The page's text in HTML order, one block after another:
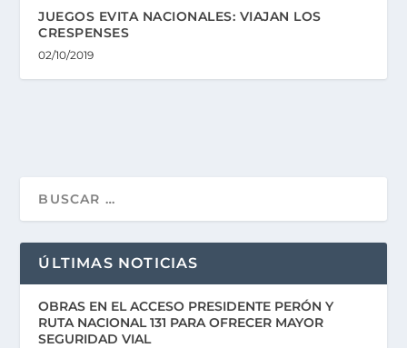
JUEGOS EVITA NACIONALES: VIAJAN LOS
CRESPENSES
02/10/2019
ÚLTIMAS NOTICIAS
OBRAS EN EL ACCESO PRESIDENTE PERÓN Y
RUTA NACIONAL 131 PARA OFRECER MAYOR
SEGURIDAD VIAL